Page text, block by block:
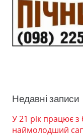
Недавні записи
У 21 рік працює
наймолодший